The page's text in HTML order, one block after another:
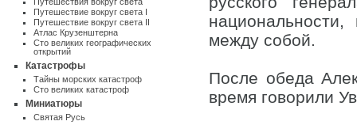
Путешествие вокруг света I
Путешествие вокруг света II
Атлас Крузенштерна
Cто великих географических
открытий
Катастрофы
Тайны морских катастроф
Сто великих катастроф
Миниатюры
Святая Русь
между собой.
После обеда
время говорили